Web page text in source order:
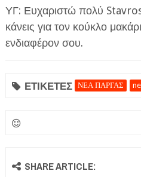
ΥΓ: Ευχαριστώ πολύ
κάνεις για τον κούκλο
ενδιαφέρον σου.
ΕΤΙΚΕΤΕΣ ΝΕΑ ΠΑΡΓΑΣ
SHARE ARTICLE: